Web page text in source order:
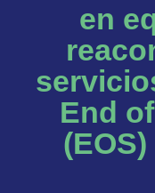
en
End